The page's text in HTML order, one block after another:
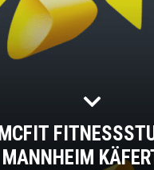
MCFIT
MANNHEIM